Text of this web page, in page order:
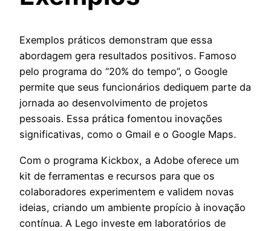
Exemplos práticos demonstram que essa
abordagem gera resultados positivos. Famoso
pelo programa do “20% do tempo”, o Google
permite que seus funcionários dediquem parte da
jornada ao desenvolvimento de projetos
pessoais. Essa prática fomentou inovações
significativas, como o Gmail e o Google Maps.
Com o programa Kickbox, a Adobe oferece um
kit de ferramentas e recursos para que os
colaboradores experimentem e validem novas
ideias, criando um ambiente propício à inovação
contínua. A Lego investe em laboratórios de